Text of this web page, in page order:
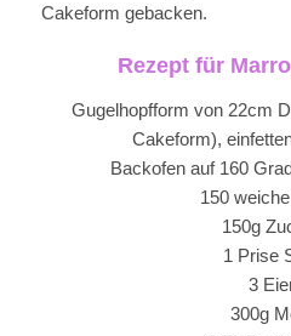
Cakeform gebacken.
Rezept für
Gugelhopfform von 22cm
Cakeform),
Backofen auf 160
150
150g
1 Prise
3
300g